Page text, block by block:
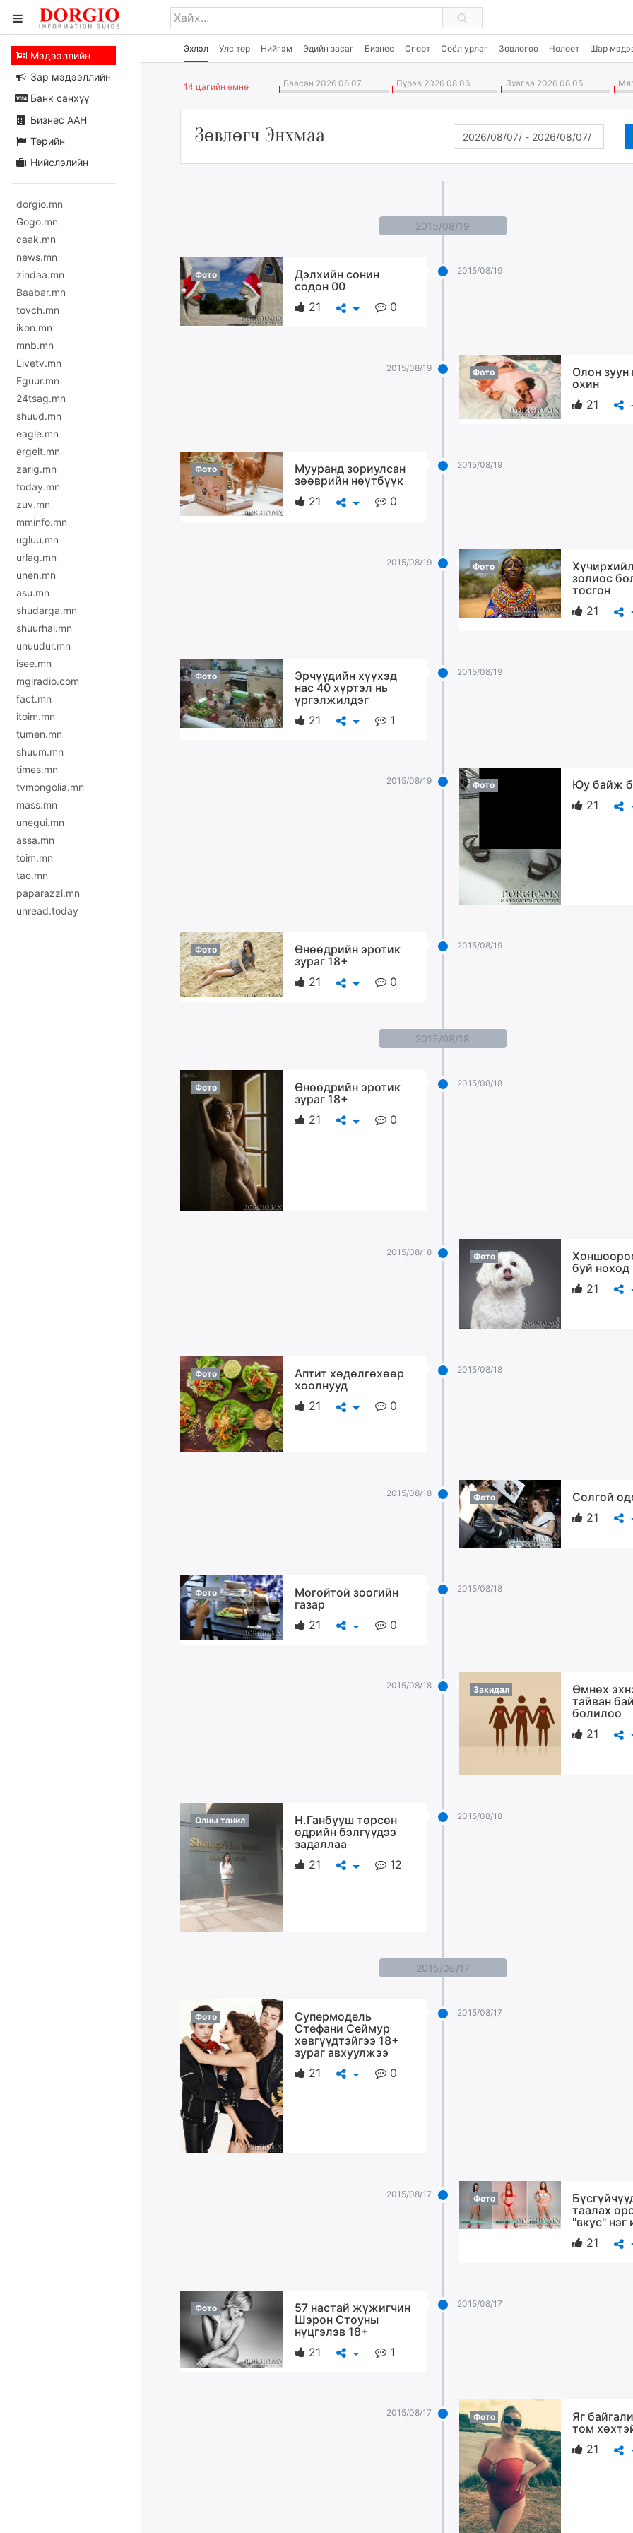
Эхлэл Улс төр Нийгэм Эдийн засаг Бизнес Спорт Соёл урлаг Зөвлөгөө Чөлөөт Шар
Мэдээллийн
Зар мэдээллийн
Банк санхүү
Бизнес ААН
Төрийн
Нийслэлийн
dorgio.mn
Gogo.mn
caak.mn
news.mn
zindaa.mn
Baabar.mn
tovch.mn
ikon.mn
mnb.mn
Livetv.mn
Eguur.mn
24tsag.mn
shuud.mn
eagle.mn
ergelt.mn
zarig.mn
today.mn
zuv.mn
mminfo.mn
ugluu.mn
urlag.mn
unen.mn
asu.mn
shudarga.mn
shuurhai.mn
unuudur.mn
isee.mn
mglradio.com
fact.mn
itoim.mn
tumen.mn
shuum.mn
times.mn
tvmongolia.mn
mass.mn
unegui.mn
assa.mn
toim.mn
tac.mn
paparazzi.mn
unread.today
14 цагийн өмнө Баасан 2026 08 07 Пүрэв 2026 08 06 Лхагва 2026 08 05
Зөвлөгч Энхмаа
2015/08/19
2015/08/19
Фото
Дэлхийн сонин
содон 00
21
0
2015/08/19 Фото
Олон зуун
охин
21
2015/08/19
Фото
Мууранд зориулсан
зөөврийн нөүтбүүк
21
0
2015/08/19 Фото
золиос
тосгон
21
2015/08/19
Фото
Эрчүүдийн хүүхэд
нас 40 хүртэл нь
үргэлжилдэг
21
1
2015/08/19 Фото
Юу байж
21
2015/08/19
Фото
Өнөөдрийн эротик
зураг 18+
21
0
2015/08/18
2015/08/18
Фото
Өнөөдрийн эротик
зураг 18+
21
0
2015/08/18 Фото
буй ноход
21
2015/08/18
Фото
Аптит хөдөлгөхөөр
хоолнууд
21
0
2015/08/18 Фото
Солгой
21
2015/08/18
Фото
Могойтой зоогийн
газар
21
0
2015/08/18 Захидал
Өмнөх
тайван
болилоо
21
2015/08/18
Олны танил
Н.Ганбууш төрсөн
өдрийн бэлгүүдээ
задаллаа
21
12
2015/08/17
2015/08/17
Фото
Супермодель
Стефани Сеймур
хөвгүүдтэйгээ 18+
зураг авхуулжээ
21
0
2015/08/17 Фото
таалах
"вкус" нэг
21
2015/08/17
Фото
57 настай жүжигчин
Шэрон Стоуны
нүцгэлэв 18+
21
1
2015/08/17 Фото
Яг
том
21